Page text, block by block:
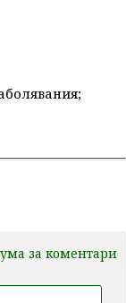
за коментари